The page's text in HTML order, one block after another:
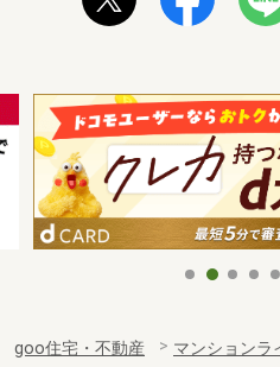
goo住宅・不動産 マンションラ